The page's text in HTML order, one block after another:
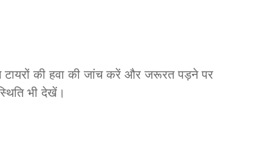
से टायरों की हवा की जांच करें और जरूरत पड़ने पर
भी देखें।